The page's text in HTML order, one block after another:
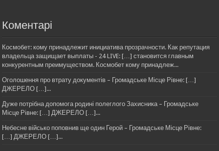
Коментарі
Космобет: кому принадлежит инициатива прозрачности. Как репутация
владельца защищает выплаты - 24 LIVE: […] становится главным
конкурентным преимуществом. Космобет кому принадлеж...
Оголошення про втрату документів – Громадське Місце Рівне: […]
ДЖЕРЕЛО […]...
Дуже потрібна допомога родині полеглого Захисника – Громадське
Місце Рівне: […] ДЖЕРЕЛО […]...
Небесне військо поповнив ще один Герой – Громадське Місце Рівне:
[…] ДЖЕРЕЛО […]...